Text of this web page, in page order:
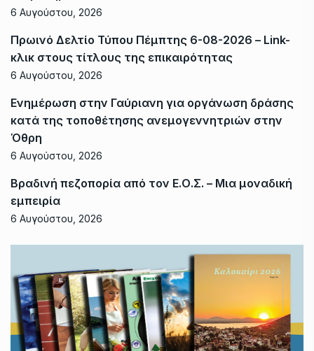
6 Αυγούστου, 2026
Πρωινό Δελτίο Τύπου Πέμπτης 6-08-2026 – Link-
κλικ στους τίτλους της επικαιρότητας
6 Αυγούστου, 2026
Ενημέρωση στην Γαύριανη για οργάνωση δράσης
κατά της τοποθέτησης ανεμογεννητριών στην
Όθρη
6 Αυγούστου, 2026
Βραδινή πεζοπορία από τον Ε.Ο.Σ. – Μια μοναδική
εμπειρία
6 Αυγούστου, 2026